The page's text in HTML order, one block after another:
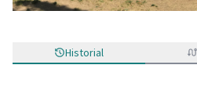
Historial